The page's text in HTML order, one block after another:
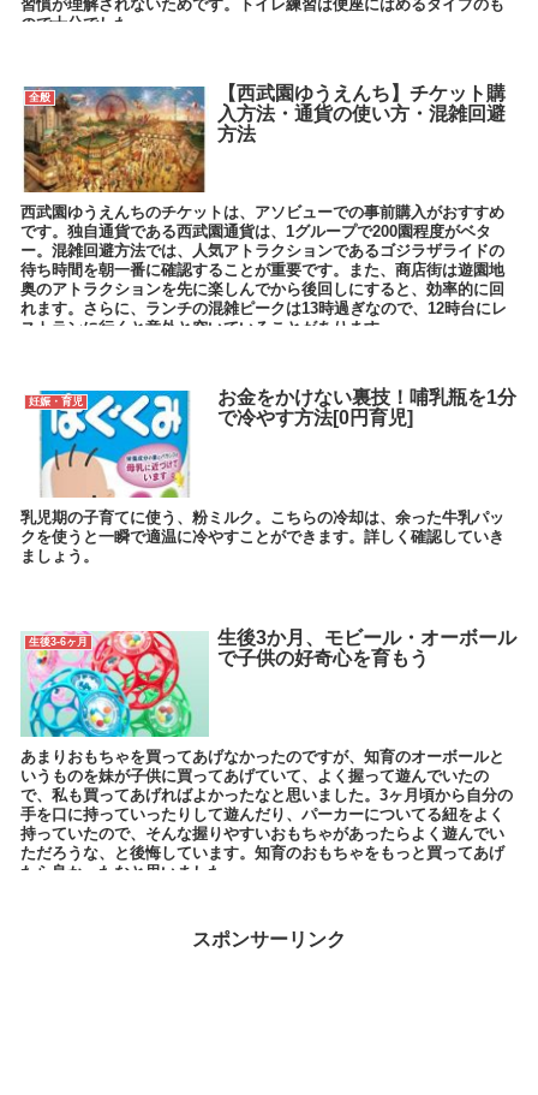
習慣が理解されないためです。トイレ練習は便座にはめるタイプのも
ので十分でした。
全般
【西武園ゆうえんち】チケット購
入方法・通貨の使い方・混雑回避
方法
西武園ゆうえんちのチケットは、アソビューでの事前購入がおすすめ
です。独自通貨である西武園通貨は、1グループで200園程度がベタ
ー。混雑回避方法では、人気アトラクションであるゴジラザライドの
待ち時間を朝一番に確認することが重要です。また、商店街は遊園地
奥のアトラクションを先に楽しんでから後回しにすると、効率的に回
れます。さらに、ランチの混雑ピークは13時過ぎなので、12時台にレ
ストランに行くと意外と空いていることがあります。
妊娠・育児
お金をかけない裏技！哺乳瓶を1分
で冷やす方法[0円育児]
乳児期の子育てに使う、粉ミルク。こちらの冷却は、余った牛乳パッ
クを使うと一瞬で適温に冷やすことができます。詳しく確認していき
ましょう。
生後3-6ヶ月
生後3か月、モビール・オーボール
で子供の好奇心を育もう
あまりおもちゃを買ってあげなかったのですが、知育のオーボールと
いうものを妹が子供に買ってあげていて、よく握って遊んでいたの
で、私も買ってあげればよかったなと思いました。3ヶ月頃から自分の
手を口に持っていったりして遊んだり、パーカーについてる紐をよく
持っていたので、そんな握りやすいおもちゃがあったらよく遊んでい
ただろうな、と後悔しています。知育のおもちゃをもっと買ってあげ
たら良かったなと思いました。
スポンサーリンク